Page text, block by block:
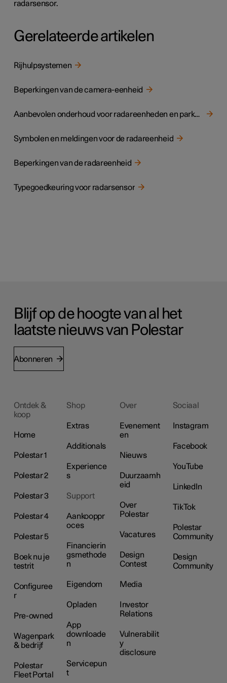
radarsensor.
Gerelateerde artikelen
Rijhulpsystemen
Beperkingen van de camera-eenheid
Aanbevolen onderhoud voor radareenheden en parkeersensoren
Symbolen en meldingen voor de radareenheid
Beperkingen van de radareenheid
Typegoedkeuring voor radarsensor
Blijf op de hoogte van al het
laatste nieuws van Polestar
Abonneren
Ontdek &
koop
Home
Polestar 1
Polestar 2
Polestar 3
Polestar 4
Polestar 5
Boek nu je
testrit
Configuree
r
Pre-owned
Wagenpark
& bedrijf
Polestar
Fleet Portal
Shop
Extras
Additionals
Experience
s
Support
Aankooppr
oces
Financierin
gsmethode
n
Eigendom
Opladen
App
downloade
n
Servicepun
t
Over
Evenement
en
Nieuws
Duurzaamh
eid
Over
Polestar
Vacatures
Design
Contest
Media
Investor
Relations
Vulnerabilit
y
disclosure
Sociaal
Instagram
Facebook
YouTube
LinkedIn
TikTok
Polestar
Community
Design
Community